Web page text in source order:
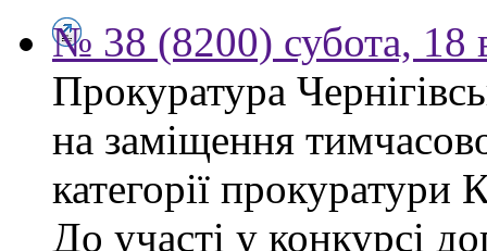
№ 38 (8200) субота, 18
Прокуратура
на заміщення
категорії прокуратури
До участі у конкурсі